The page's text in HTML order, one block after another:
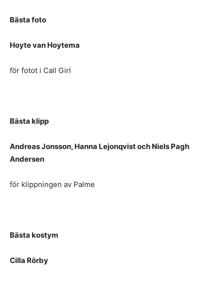
Bästa foto
Hoyte van Hoytema
för fotot i Call Girl
Bästa klipp
Andreas Jonsson, Hanna Lejonqvist och Niels Pagh
Andersen
för klippningen av Palme
Bästa kostym
Cilla Rörby